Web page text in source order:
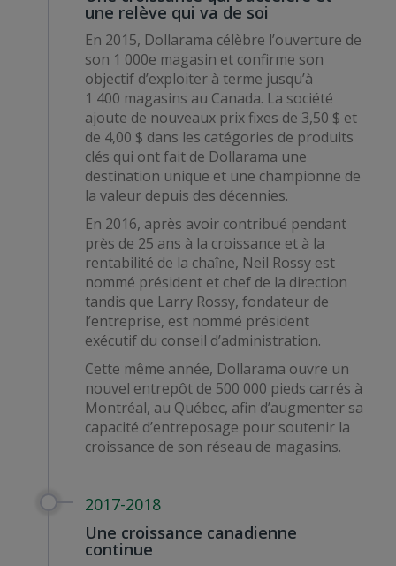
une relève qui va de soi
En 2015, Dollarama célèbre l’ouverture de
son 1 000e magasin et confirme son
objectif d’exploiter à terme jusqu’à
1 400 magasins au Canada. La société
ajoute de nouveaux prix fixes de 3,50 $ et
de 4,00 $ dans les catégories de produits
clés qui ont fait de Dollarama une
destination unique et une championne de
la valeur depuis des décennies.
En 2016, après avoir contribué pendant
près de 25 ans à la croissance et à la
rentabilité de la chaîne, Neil Rossy est
nommé président et chef de la direction
tandis que Larry Rossy, fondateur de
l’entreprise, est nommé président
exécutif du conseil d’administration.
Cette même année, Dollarama ouvre un
nouvel entrepôt de 500 000 pieds carrés à
Montréal, au Québec, afin d’augmenter sa
capacité d’entreposage pour soutenir la
croissance de son réseau de magasins.
2017-2018
Une croissance canadienne
continue